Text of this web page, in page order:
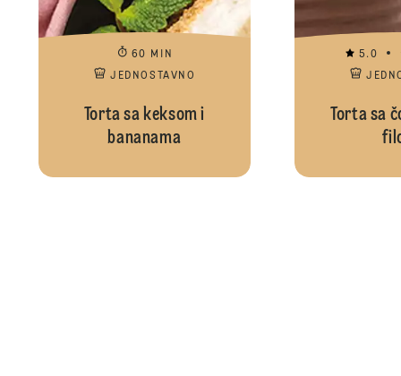
60 MIN
JEDNOSTAVNO
Torta sa keksom i
bananama
5.0
Torta sa